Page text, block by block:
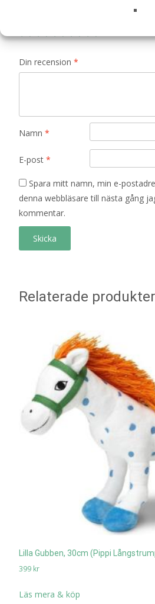
Din recension *
Namn *
E-post *
Spara mitt namn, min e-
denna webbläsare till nästa gång
kommentar.
Relaterade produkter
Lilla Gubben, 30cm (Pippi
399 kr
Läs mera & köp